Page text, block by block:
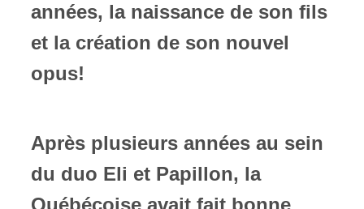
années, la naissance de son fils
et la création de son nouvel
opus!
Après plusieurs années au sein
du duo Eli et Papillon, la